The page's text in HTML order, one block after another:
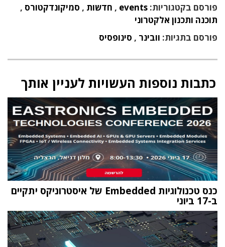
פורסם בקטגוריות: events
, חדשות , סמיקונדקטורס ,
תוכנה ותכנון אלקטרוני
פורסם בתגיות: וובינר , סינופסיס
כתבות נוספות העשויות לעניין אותך
כנס טכנולוגיות Embedded של איסטרוניקס יתקיים
ב-17 ביוני